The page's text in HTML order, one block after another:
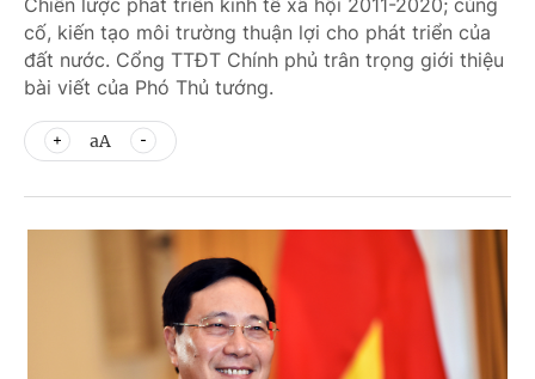
Chiến lược phát triển kinh tế xã hội 2011-2020; củng
cố, kiến tạo môi trường thuận lợi cho phát triển của
đất nước. Cổng TTĐT Chính phủ trân trọng giới thiệu
bài viết của Phó Thủ tướng.
aA